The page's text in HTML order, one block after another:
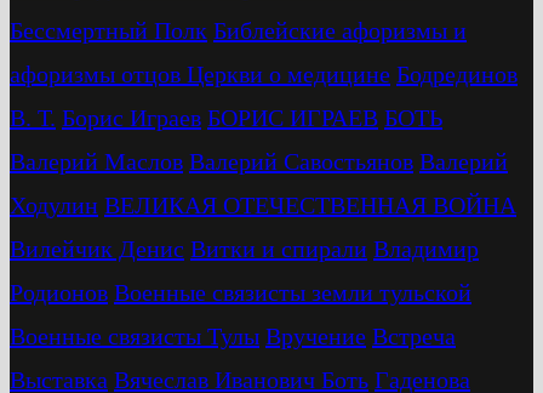
Бессмертный Полк Библейские афоризмы и
афоризмы отцов Церкви о медицине Бодрединов
В. Т. Бориc Играев БОРИС ИГРАЕВ БОТЬ
Валерий Маслов Валерий Савостьянов Валерий
Ходулин ВЕЛИКАЯ ОТЕЧЕСТВЕННАЯ ВОЙНА
Вилейчик Денис Витки и спирали Владимир
Родионов Военные связисты земли тульской
Военные связисты Тулы Вручение Встреча
Выставка Вячеслав Иванович Боть Гаденова